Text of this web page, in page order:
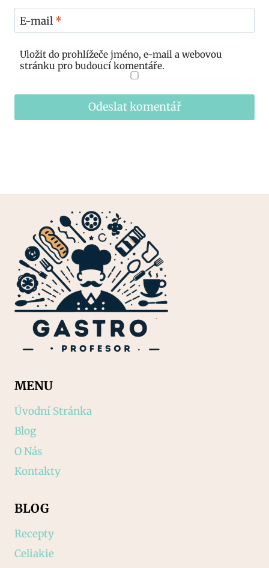
E-mail *
Uložit do prohlížeče jméno, e-mail a webovou
stránku pro budoucí komentáře.
MENU
Úvodní Stránka
Blog
O Nás
Kontakty
BLOG
Recepty
Celiakie